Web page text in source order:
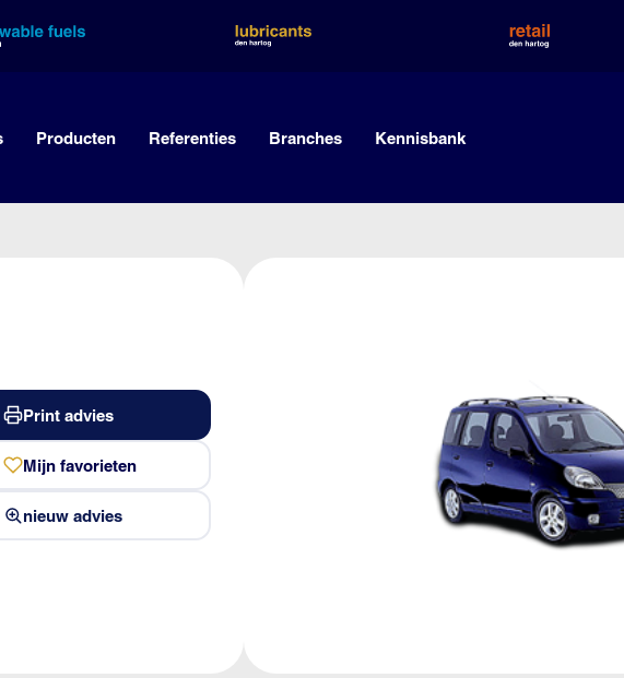
Producten Referenties Branches Kennisbank
Print advies
Mijn favorieten
nieuw advies